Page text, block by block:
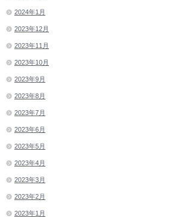
2024年1月
2023年12月
2023年11月
2023年10月
2023年9月
2023年8月
2023年7月
2023年6月
2023年5月
2023年4月
2023年3月
2023年2月
2023年1月